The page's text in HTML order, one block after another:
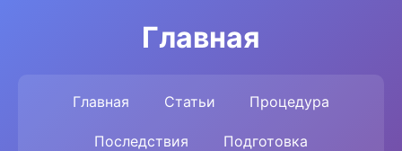
Главная
Главная Статьи Процедура
Последствия Подготовка